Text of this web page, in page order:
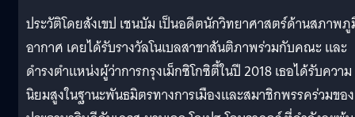
ประวัติโดยสังเขป เชนบัม เป็นอดีตนักวิทยาศาสตร์ด้านสภาพ
อากาศ เคยได้รับรางวัลโนเบลสาขาสันติภาพร่วมกับคณะ และ
ดำรงตำแหน่งผู้ว่าการกรุงเม็กซิโกซิตี้ในปี 2018 เธอได้รับความ
นิยมสูงในฐานะพันธมิตรทางการเมืองและสมาชิกพรรคร่วมของ